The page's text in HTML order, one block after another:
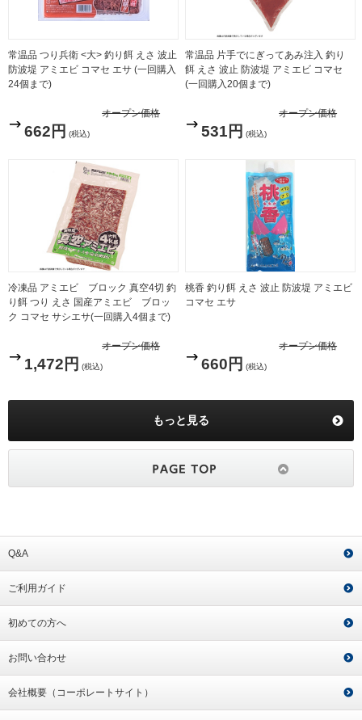
常温品 つり兵衛 <大> 釣り餌 えさ 波止
防波堤 アミエビ コマセ エサ (一回購入
24個まで)
オープン価格
662円 (税込)
常温品 片手でにぎってあみ注入 釣り
餌 えさ 波止 防波堤 アミエビ コマセ
(一回購入20個まで)
オープン価格
531円 (税込)
冷凍品 アミエビ ブロック 真空4切 釣
り餌 つり えさ 国産アミエビ ブロッ
ク コマセ サシエサ(一回購入4個まで)
オープン価格
1,472円 (税込)
桃香 釣り餌 えさ 波止 防波堤 アミエビ
コマセ エサ
オープン価格
660円 (税込)
もっと見る
Q&A
ご利用ガイド
初めての方へ
お問い合わせ
会社概要（コーポレートサイト）